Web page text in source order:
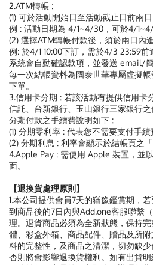
2.ATM轉帳 :
(1) 可於活動開始日至活動截止日前兩
例 : 活動日期為 4/1~4/30，可於4/
(2) 選擇ATM轉帳付款後，須於兩日內
例: 於4/1 10:00下訂，需於4/3 23:59前
系統會自動確認款項，並發送 email/
每一次結帳資料為國泰世華專屬虛擬
下單。
3.信用卡分期 : 若該活動有提供信用卡
信託、台新銀行、玉山銀行三家銀行之
分期付款之手續費說明如下 :
(1) 分期零利率 : 代表您不需要支付手績
(2) 分期利息 : 利率會顯示於結帳頁之「
4.Apple Pay : 需使用 Apple 裝置，並
面。
【退換貨處理原則】
1.本公司提供會員7天的猶豫鑑賞期，
到商品後的7日內與Add.one客服聯繫
理。退貨商品必須為全新狀態，保持
體、彩盒外箱、商品配件、贈品及所
料的完整性，及商品之清潔，切勿缺
否則將會影響退換貨權利。如有出貨